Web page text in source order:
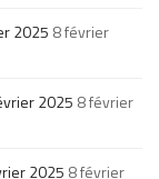
2025 8 février
2025 8 février
2025 8 février